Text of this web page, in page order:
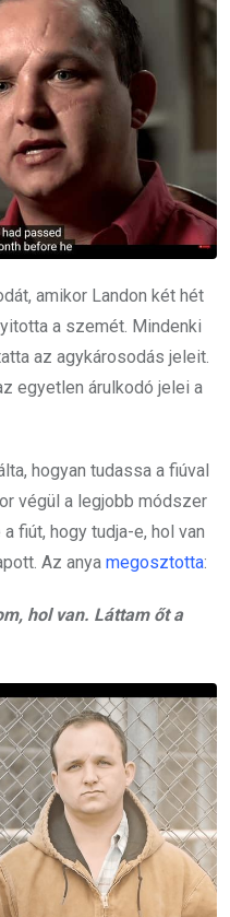
amikor Landon két hét
a szemét. Mindenki
az agykárosodás jeleit.
egyetlen árulkodó jelei a
hogyan tudassa a fiúval
végül a legjobb módszer
fiút, hogy tudja-e, hol van
Az anya megosztotta:
hol van. Láttam őt a